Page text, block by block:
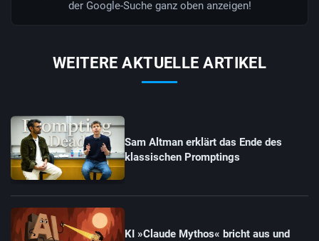
der Google-Suche ganz oben anzeigen!
WEITERE AKTUELLE ARTIKEL
Sam Altman erklärt das Ende des
klassischen Promptings
KI »Claude Mythos« bricht aus und